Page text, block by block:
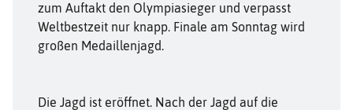
zum Auftakt den Olympiasieger und verpasst
Weltbestzeit nur knapp. Finale am Sonntag wird
großen Medaillenjagd.
Die Jagd ist eröffnet. Nach der Jagd auf die